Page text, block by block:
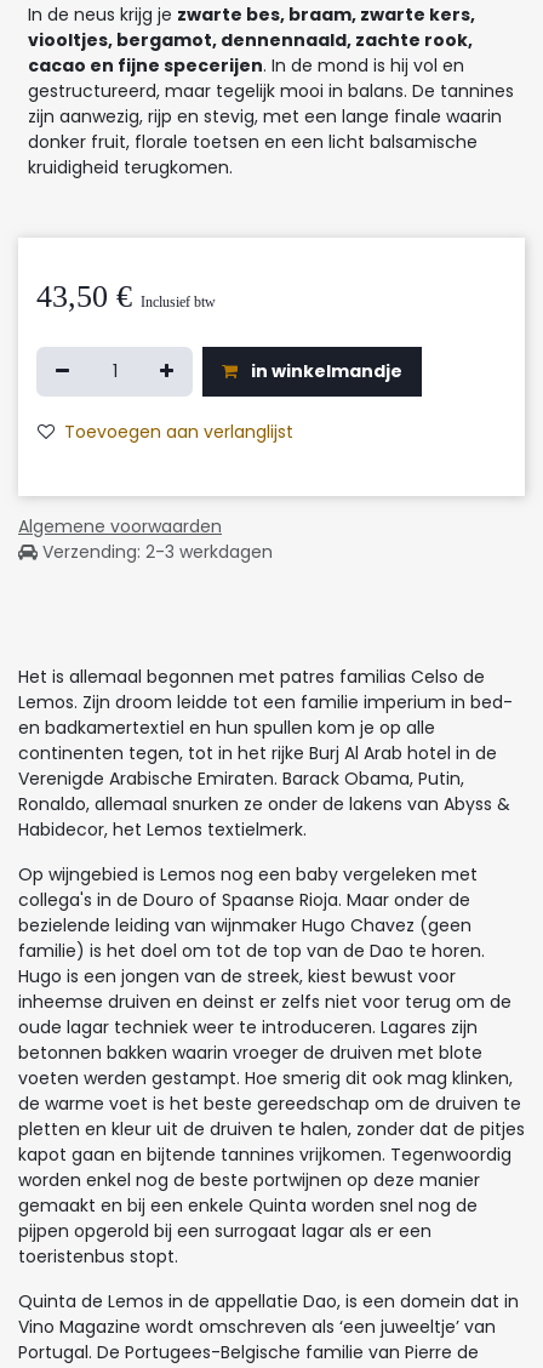
In de neus krijg je zwarte bes, braam, zwarte kers,
viooltjes, bergamot, dennennaald, zachte rook,
cacao en fijne specerijen. In de mond is hij vol en
gestructureerd, maar tegelijk mooi in balans. De tannines
zijn aanwezig, rijp en stevig, met een lange finale waarin
donker fruit, florale toetsen en een licht balsamische
kruidigheid terugkomen.
43,50 € Inclusief btw
in winkelmandje
Toevoegen aan verlanglijst
Algemene voorwaarden
Verzending: 2-3 werkdagen
Het is allemaal begonnen met patres familias Celso de
Lemos. Zijn droom leidde tot een familie imperium in bed-
en badkamertextiel en hun spullen kom je op alle
continenten tegen, tot in het rijke Burj Al Arab hotel in de
Verenigde Arabische Emiraten. Barack Obama, Putin,
Ronaldo, allemaal snurken ze onder de lakens van Abyss &
Habidecor, het Lemos textielmerk.
Op wijngebied is Lemos nog een baby vergeleken met
collega's in de Douro of Spaanse Rioja. Maar onder de
bezielende leiding van wijnmaker Hugo Chavez (geen
familie) is het doel om tot de top van de Dao te horen.
Hugo is een jongen van de streek, kiest bewust voor
inheemse druiven en deinst er zelfs niet voor terug om de
oude lagar techniek weer te introduceren. Lagares zijn
betonnen bakken waarin vroeger de druiven met blote
voeten werden gestampt. Hoe smerig dit ook mag klinken,
de warme voet is het beste gereedschap om de druiven te
pletten en kleur uit de druiven te halen, zonder dat de pitjes
kapot gaan en bijtende tannines vrijkomen. Tegenwoordig
worden enkel nog de beste portwijnen op deze manier
gemaakt en bij een enkele Quinta worden snel nog de
pijpen opgerold bij een surrogaat lagar als er een
toeristenbus stopt.
Quinta de Lemos in de appellatie Dao, is een domein dat in
Vino Magazine wordt omschreven als ‘een juweeltje’ van
Portugal. De Portugees-Belgische familie van Pierre de